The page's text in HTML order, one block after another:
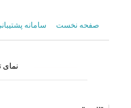
صفحه نخست سامانه